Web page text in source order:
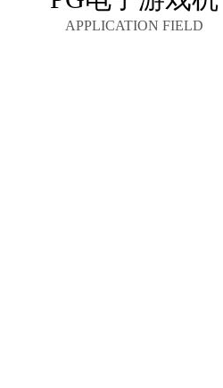
APPLICATION FIELD